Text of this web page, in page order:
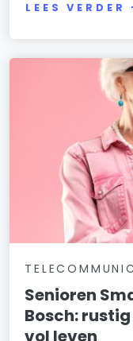
LEES VERDER
Senioren
Bosch:
vol leven